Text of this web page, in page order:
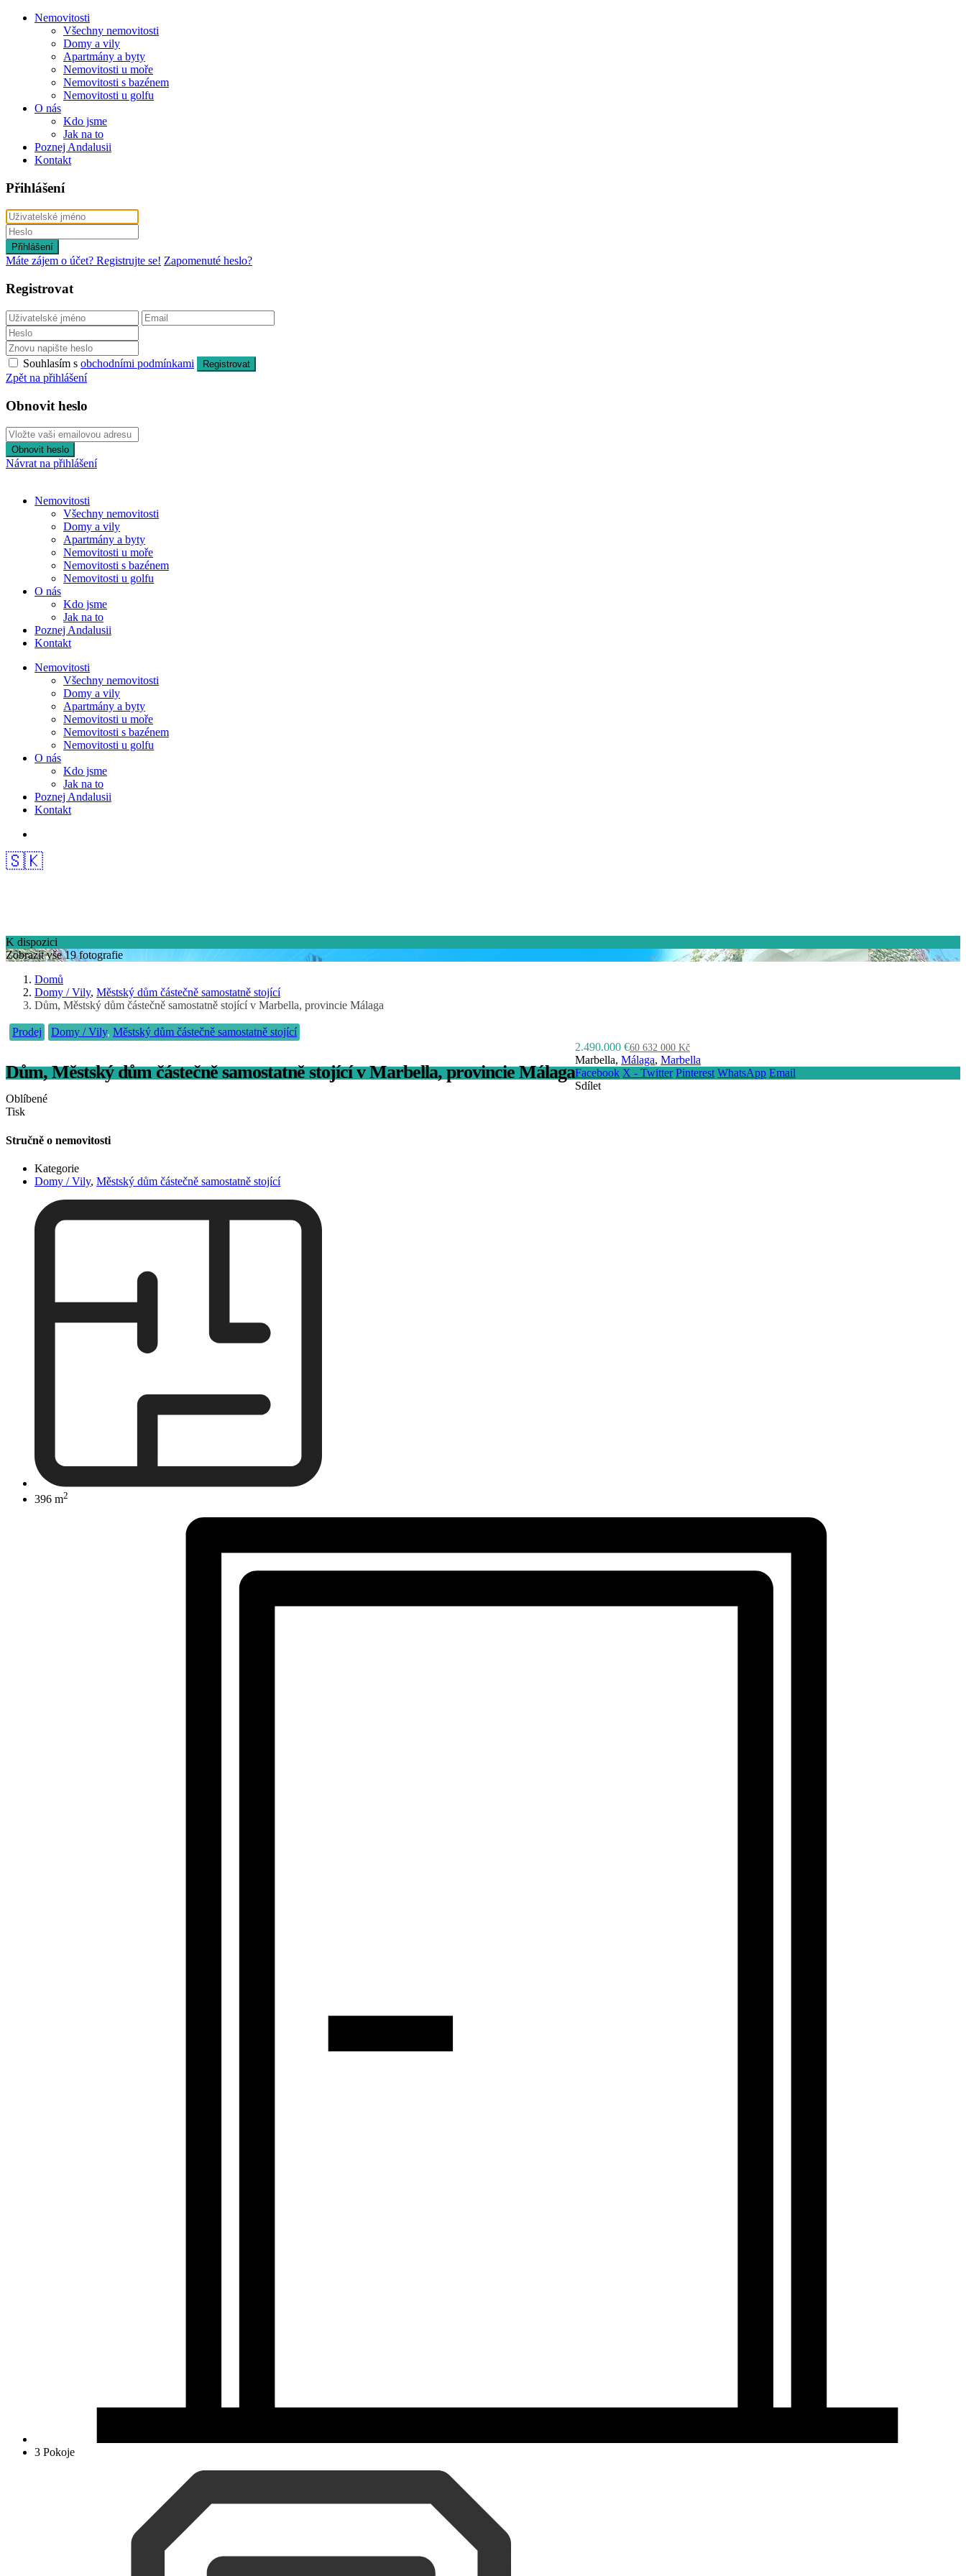
Nemovitosti
Všechny nemovitosti
Domy a vily
Apartmány a byty
Nemovitosti u moře
Nemovitosti s bazénem
Nemovitosti u golfu
O nás
Kdo jsme
Jak na to
Poznej Andalusii
Kontakt
Přihlášení
Přihlášení
Máte zájem o účet? Registrujte se! Zapomenuté heslo?
Registrovat
Souhlasím s obchodními podmínkami Registrovat
Zpět na přihlášení
Obnovit heslo
Obnovit heslo
Návrat na přihlášení
Nemovitosti
Všechny nemovitosti
Domy a vily
Apartmány a byty
Nemovitosti u moře
Nemovitosti s bazénem
Nemovitosti u golfu
O nás
Kdo jsme
Jak na to
Poznej Andalusii
Kontakt
Nemovitosti
Všechny nemovitosti
Domy a vily
Apartmány a byty
Nemovitosti u moře
Nemovitosti s bazénem
Nemovitosti u golfu
O nás
Kdo jsme
Jak na to
Poznej Andalusii
Kontakt
🇸🇰
K dispozici
Zobrazit vše 19 fotografie
Domů
Domy / Vily,Městský dům částečně samostatně stojící
Dům, Městský dům částečně samostatně stojící v Marbella, provincie Málaga
Prodej Domy / Vily,Městský dům částečně samostatně stojící
Dům, Městský dům částečně samostatně stojící v Marbella, provincie Málaga
2.490.000 €60 632 000 Kč
Marbella,Málaga,Marbella
Facebook X - Twitter Pinterest WhatsApp Email
Sdílet
Oblíbené
Tisk
Stručně o nemovitosti
Kategorie
Domy / Vily,Městský dům částečně samostatně stojící
396 m2
3 Pokoje